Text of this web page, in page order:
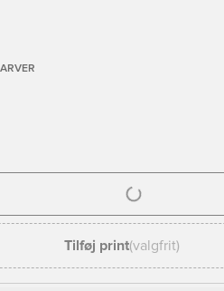
til at logge ind eller tilmelde dig
Tilføj print(valgfrit)